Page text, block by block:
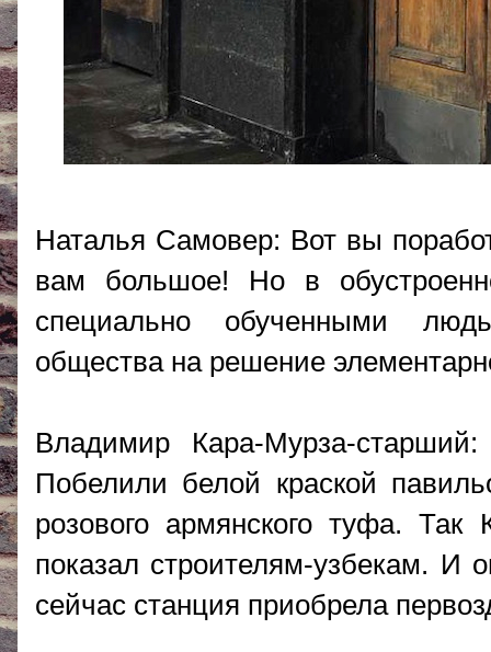
Наталья Самовер: Вот вы
вам большое! Но в
специально обученными
общества на решение
Владимир Кара-Мурза-
Побелили белой краской
розового армянского туфа. Так
показал строителям-узбекам. И
сейчас станция приобрела